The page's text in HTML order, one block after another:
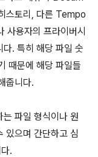
토리, 다른 Tempo
사용자의 프라이버시
. 특히 해당 파일 숫
때문에 해당 파일들
줍니다.
파일 형식이나 원
있으며 간단하고 심
.